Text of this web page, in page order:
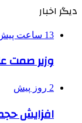
دیگر اخبار
13 ساعت پیش
وزیر صمت
2 روز پیش